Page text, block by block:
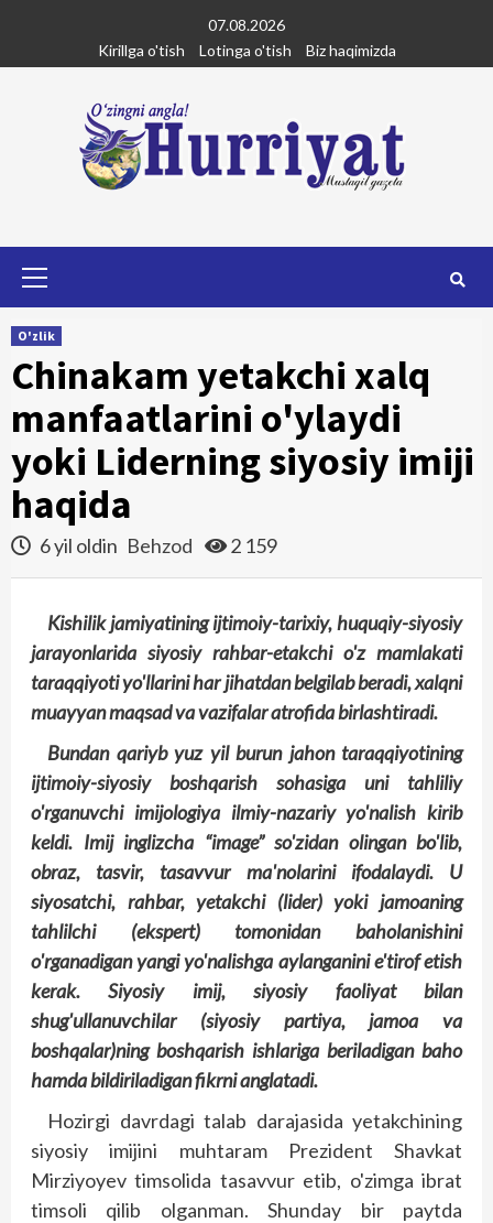
content
07.08.2026
Kirillga o'tish
Lotinga o'tish Biz haqimizda
O'zlik
Chinakam yetakchi xalq
manfaatlarini o'ylaydi
yoki Liderning siyosiy imiji
haqida
6 yil oldin Behzod 2 159
Kishilik jamiyatining ijtimoiy-tarixiy, huquqiy-siyosiy
jarayonlarida siyosiy rahbar-etakchi o'z mamlakati
taraq­qiyoti yo'llarini har jihatdan belgilab beradi, xalqni
muayyan maqsad va vazifalar atrofida birlashtiradi.
Bundan qariyb yuz yil burun jahon taraqqiyotining
ijtimoiy-siyosiy boshqarish sohasiga uni tahliliy
o'rganuvchi imijologiya ilmiy-nazariy yo'nalish kirib
keldi. Imij ing­lizcha “image” so'zidan olingan bo'lib,
obraz, tasvir, tasavvur ma'nolarini ifodalaydi. U
siyosatchi, rahbar, yetakchi (lider) yoki jamoaning
tahlilchi (ekspert) tomonidan baholanishini
o'rganadigan yangi yo'nalishga aylanganini e'tirof etish
kerak. Siyosiy imij, siyosiy faoliyat bilan
shug'ullanuvchilar (siyosiy partiya, jamoa va
boshqalar)ning boshqarish ishlariga beriladigan baho
hamda bildiriladigan fikrni anglatadi.
Hozirgi davrdagi talab darajasida yetakchining
siyosiy imijini muhtaram Prezident Shavkat
Mirziyoyev timsolida tasavvur etib, o'zimga ibrat
timsoli qilib olganman. Shunday bir paytda